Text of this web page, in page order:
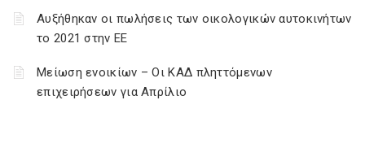
Αυξήθηκαν οι πωλήσεις των οικολογικών αυτοκινήτων
το 2021 στην ΕΕ
Μείωση ενοικίων – Οι ΚΑΔ πληττόμενων
επιχειρήσεων για Απρίλιο